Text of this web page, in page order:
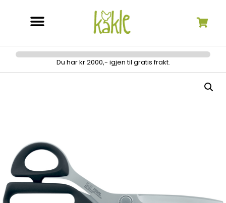
Du har kr 2000,- igjen til gratis frakt.